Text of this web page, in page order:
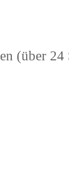
(über 24